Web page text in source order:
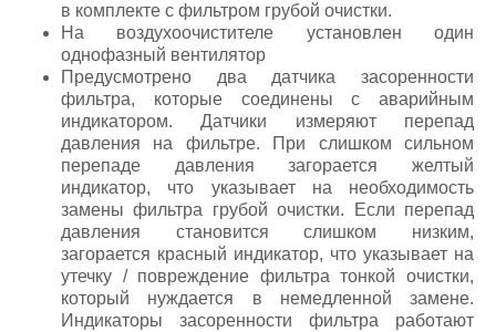
в комплекте с фильтром грубой очистки.
На воздухоочистителе установлен один
однофазный вентилятор
Предусмотрено два датчика засоренности
фильтра, которые соединены с аварийным
индикатором. Датчики измеряют перепад
давления на фильтре. При слишком сильном
перепаде давления загорается желтый
индикатор, что указывает на необходимость
замены фильтра грубой очистки. Если перепад
давления становится слишком низким,
загорается красный индикатор, что указывает на
утечку / повреждение фильтра тонкой очистки,
который нуждается в немедленной замене.
Индикаторы засоренности фильтра работают